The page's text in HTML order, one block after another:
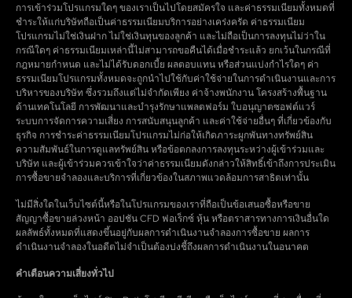
การเข้าร่วมโปรแกรมใดๆ ของเราเป็นไปโดยสมัครใจ และค่าธรรมเนียมทั้งหมดที่
ชำระให้แก่บริษัทถือเป็นค่าธรรมเนียมบริการอย่างเคร่งครัด ค่าธรรมเนียม
โปรแกรมไม่ใช่เงินฝาก ไม่ใช่เงินทุนของลูกค้า และไม่ถือเป็นการลงทุนไม่ว่าใน
กรณีใดๆ ค่าธรรมเนียมเหล่านี้ไม่สามารถขอคืนได้เมื่อชำระแล้ว ยกเว้นในกรณีที่
กฎหมายกำหนด และไม่ได้รับดอกเบี้ย ผลตอบแทน หรือส่วนแบ่งกำไรใดๆ ค่า
ธรรมเนียมโปรแกรมทั้งหมดจะถูกนำไปใช้กับค่าใช้จ่ายในการดำเนินงานและการ
บริหารของบริษัท ซึ่งรวมถึงแต่ไม่จำกัดเพียง ค่าจ้างพนักงาน โครงสร้างพื้นฐาน
ด้านเทคโนโลยี การพัฒนาและบำรุงรักษาแพลตฟอร์ม ใบอนุญาตซอฟต์แวร์
ระบบการจัดการความเสี่ยง การสนับสนุนลูกค้า และค่าใช้จ่ายอื่นๆ ที่เกี่ยวข้องกับ
ธุรกิจ การชำระค่าธรรมเนียมโปรแกรมไม่ก่อให้เกิดภาระผูกพันทางทรัพย์สิน
ความสัมพันธ์ในการดูแลทรัพย์สิน หรือข้อตกลงการลงทุนระหว่างผู้เข้าร่วมและ
บริษัท และผู้เข้าร่วมควรเข้าใจว่าค่าธรรมเนียมดังกล่าวให้สิทธิ์เข้าถึงการประเมิน
การซื้อขายจำลองและบริการที่เกี่ยวข้องในสภาพแวดล้อมการสาธิตเท่านั้น
ไม่มีสิ่งใดในเว็บไซต์นี้หรือในโปรแกรมของเราที่ถือเป็นข้อเสนอซื้อหรือขาย
สัญญาซื้อขายล่วงหน้า ออปชัน CFD ฟอเร็กซ์ หุ้น หรือตราสารทางการเงินอื่นใด
ผลลัพธ์ทั้งหมดที่แสดงขึ้นอยู่กับผลการดำเนินงานจำลองการซื้อขาย ผลการ
ดำเนินงานจำลองในอดีตไม่จำเป็นต้องบ่งชี้ถึงผลการดำเนินงานในอนาคต
คำเตือนความเสี่ยงทั่วไป